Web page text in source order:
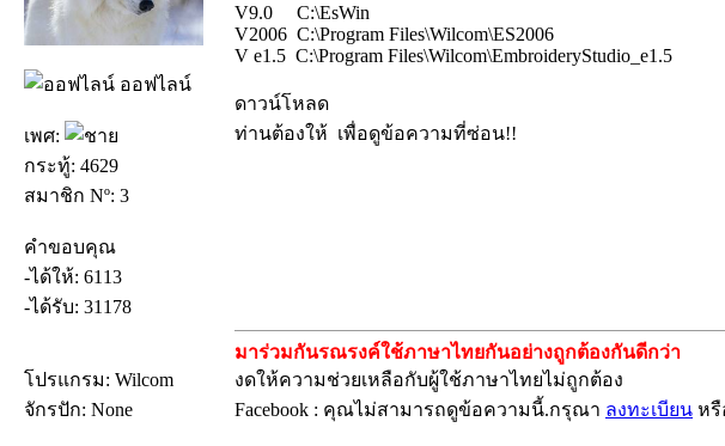
ออฟไลน์
เพศ:
กระทู้: 4629
สมาชิก Nº: 3
คำขอบคุณ
-ได้ให้: 6113
-ได้รับ: 31178
โปรแกรม: Wilcom
จักรปัก: None
V9.0 C:\EsWin
V2006 C:\Program Files\Wilcom\ES2006
V e1.5 C:\Program Files\Wilcom\EmbroideryStudio_e1.5
ดาวน์โหลด
ท่านต้องให้ เพื่อดูข้อความที่ซ่อน!!
มาร่วมกันรณรงค์ใช้ภาษาไทยกันอย่างถูกต้องกันดีกว่า
งดให้ความช่วยเหลือกับผู้ใช้ภาษาไทยไม่ถูกต้อง
Facebook : คุณไม่สามารถดูข้อความนี้.กรุณา ลงทะเบียน หรื